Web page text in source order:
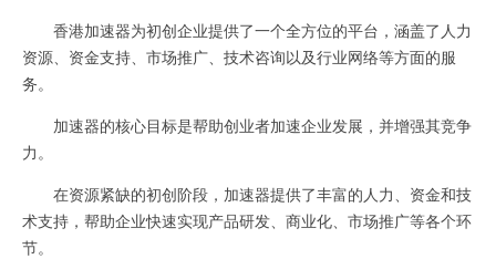
香港加速器为初创企业提供了一个全方位的平台，涵盖了人力
资源、资金支持、市场推广、技术咨询以及行业网络等方面的服
务。
加速器的核心目标是帮助创业者加速企业发展，并增强其竞争
力。
在资源紧缺的初创阶段，加速器提供了丰富的人力、资金和技
术支持，帮助企业快速实现产品研发、商业化、市场推广等各个环
节。